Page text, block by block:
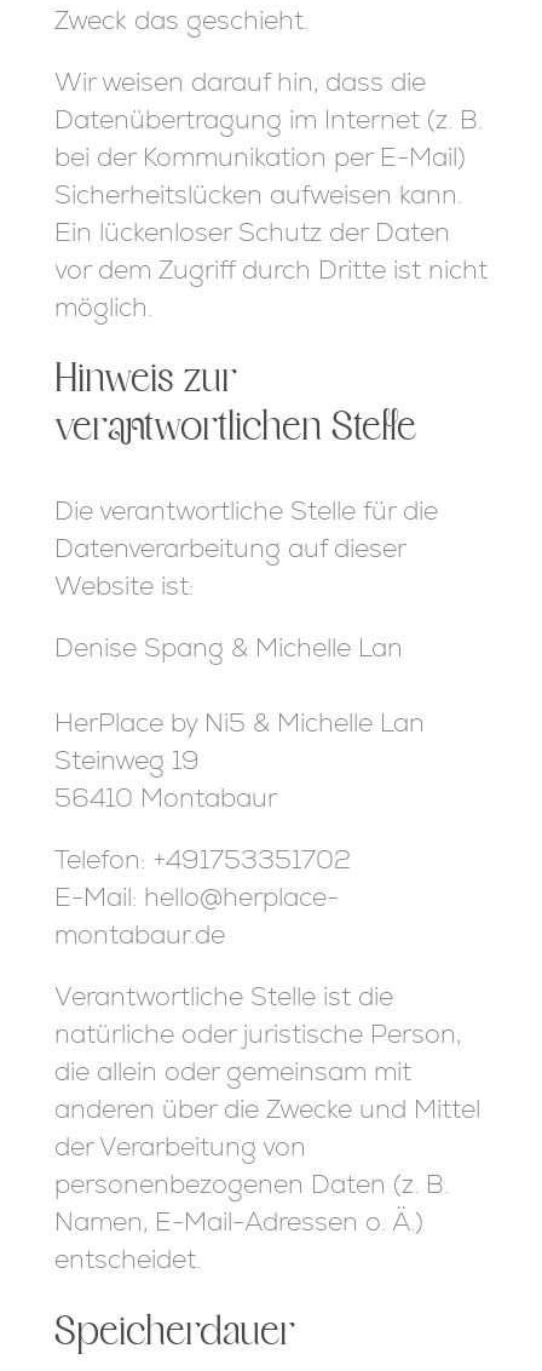
Zweck das geschieht.
Wir weisen darauf hin, dass die
Datenübertragung im Internet (z. B.
bei der Kommunikation per E-Mail)
Sicherheitslücken aufweisen kann.
Ein lückenloser Schutz der Daten
vor dem Zugriff durch Dritte ist nicht
möglich.
Hinweis zur
verantwortlichen Stelle
Die verantwortliche Stelle für die
Datenverarbeitung auf dieser
Website ist:
Denise Spang & Michelle Lan
HerPlace by Ni5 & Michelle Lan
Steinweg 19
56410 Montabaur
Telefon: +491753351702
E-Mail: hello@herplace-
montabaur.de
Verantwortliche Stelle ist die
natürliche oder juristische Person,
die allein oder gemeinsam mit
anderen über die Zwecke und Mittel
der Verarbeitung von
personenbezogenen Daten (z. B.
Namen, E-Mail-Adressen o. Ä.)
entscheidet.
Speicherdauer